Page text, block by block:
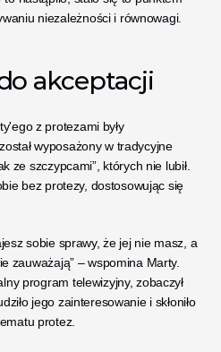
niezależności i równowagi.
akceptacji
z protezami były
wyposażony w tradycyjne
ze szczypcami”, których nie lubił.
bez protezy, dostosowując się
sobie sprawy, że jej nie masz, a
zauważają” – wspomina Marty.
program telewizyjny, zobaczył
jego zainteresowanie i skłoniło
protez.